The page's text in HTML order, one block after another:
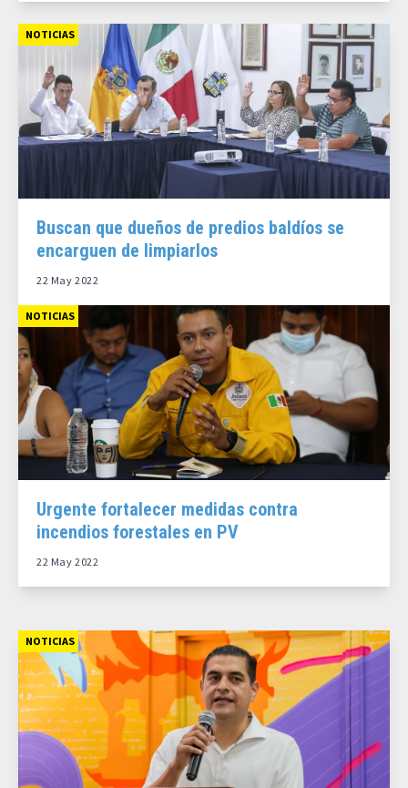
NOTICIAS
Buscan que dueños de predios baldíos se
encarguen de limpiarlos
22 May 2022
NOTICIAS
Urgente fortalecer medidas contra
incendios forestales en PV
22 May 2022
NOTICIAS